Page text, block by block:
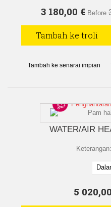
3 180,00 € Before
Tambah ke troli
Tambah ke senarai impian
WATER/AIR
5